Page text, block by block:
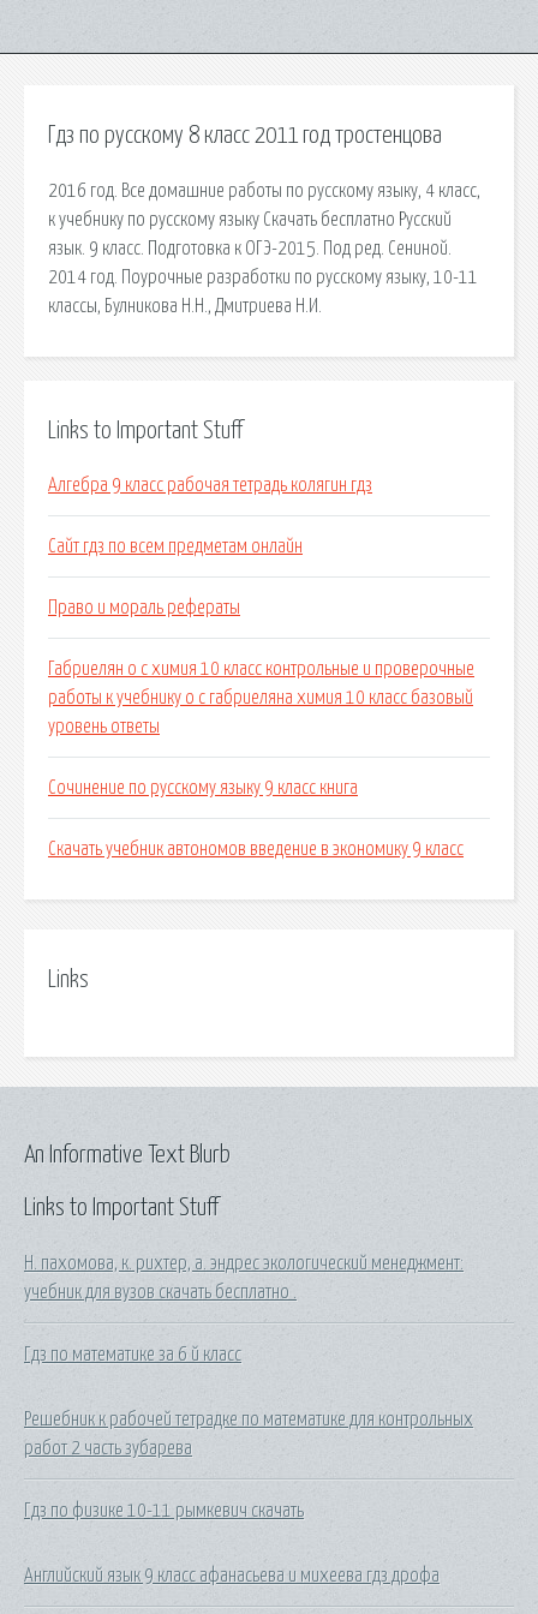
Гдз по русскому 8 класс 2011 год тростенцова
2016 год. Все домашние работы по русскому языку, 4 класс,
к учебнику по русскому языку Скачать бесплатно Русский
язык. 9 класс. Подготовка к ОГЭ-2015. Под ред. Сениной.
2014 год. Поурочные разработки по русскому языку, 10-11
классы, Булникова Н.Н., Дмитриева Н.И.
Links to Important Stuff
Алгебра 9 класс рабочая тетрадь колягин гдз
Сайт гдз по всем предметам онлайн
Право и мораль рефераты
Габриелян о с химия 10 класс контрольные и проверочные
работы к учебнику о с габриеляна химия 10 класс базовый
уровень ответы
Сочинение по русскому языку 9 класс книга
Скачать учебник автономов введение в экономику 9 класс
Links
Links to Important Stuff
Н. пахомова, к. рихтер, а. эндрес экологический менеджмент:
учебник для вузов скачать бесплатно .
Гдз по математике за 6 й класс
Решебник к рабочей тетрадке по математике для контрольных
работ 2 часть зубарева
Гдз по физике 10-11 рымкевич скачать
Английский язык 9 класс афанасьева и михеева гдз дрофа
An Informative Text Blurb